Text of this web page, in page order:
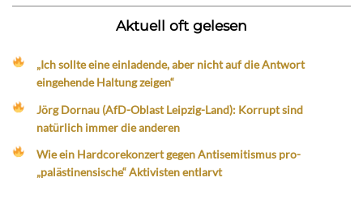
Aktuell oft gelesen
„Ich sollte eine einladende, aber nicht auf die Antwort
eingehende Haltung zeigen“
Jörg Dornau (AfD-Oblast Leipzig-Land): Korrupt sind
natürlich immer die anderen
Wie ein Hardcorekonzert gegen Antisemitismus pro-
„palästinensische“ Aktivisten entlarvt